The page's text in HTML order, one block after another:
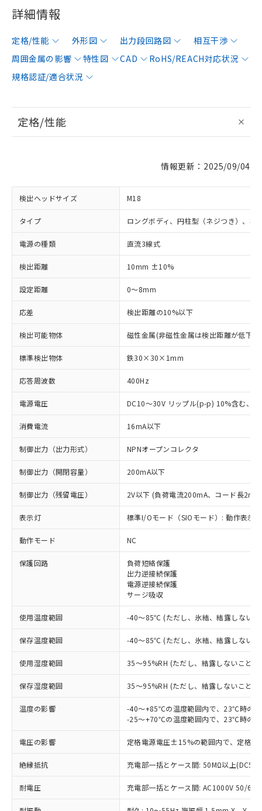
詳細情報
定格/性能 外形図 出力段回路図
相互干渉
周囲金属の影響
特性図 CAD
RoHS/REACH対応状況
規格認証/適合状況
定格/性能
情報更新：2025/09/04
検出ヘッドサイズ M18
タイプ ロングボディ、円柱型（ネジつき）、非
電源の種類 直流3線式
検出距離 10mm ±10%
設定距離 0～8mm
応差 検出距離の10%以下
検出可能物体 磁性金属(非磁性金属は検出距離が低下し
標準検出物体 鉄30×30×1mm
応答周波数 400Hz
電源電圧 DC10～30V リップル(p-p) 10%含む、
消費電流 16mA以下
制御出力（出力形式） NPNオープンコレクタ
制御出力（開閉容量） 200mA以下
制御出力（残留電圧） 2V以下 (負荷電流200mA、コード長2m
表示灯 標準I/Oモード（SIOモード）: 動作表示
動作モード NC
保護回路
負荷短絡保護
出力逆接続保護
電源逆接続保護
サージ吸収
使用温度範囲 -40～85℃ (ただし、氷結、結露しないこ
保存温度範囲 -40～85℃ (ただし、氷結、結露しないこ
使用湿度範囲 35～95%RH (ただし、結露しないこと)
保存湿度範囲 35～95%RH (ただし、結露しないこと)
温度の影響
-40～+85℃の温度範囲内で、23℃時の
-25～+70℃の温度範囲内で、23℃時の
電圧の影響 定格電源電圧±15%の範囲内で、定格
絶縁抵抗 充電部一括とケース間: 50MΩ以上
耐電圧 充電部一括とケース間: AC1000V 50/
ご利用条件
以下の条件をお読みいただき、同意のうえ
ご利用ください。
本サービスは、当社制御機器事業取扱
商品の当社在庫状況および標準価格
(税抜)を提供させていただくもので
当社制御機器事業取扱商品の中には、
本サービスの対象外となる商品もある
ことをご了承ください。
在庫状況および標準価格照会結果は、
記載している更新日時点での社内デー
※1 対応状況
対応済み：EU RoHS指令（10物質）の
非含有に対応した製品が提供可能な商品で
す。
対応予定：EU RoHS指令（10物質）の非含
有に対応した製品に切り替える予定のある
対応予定なし：EU RoHS指令（10物質）の
非含有に非対応の商品で、対応品を出す予
定はありません。
調査・確認中：EU RoHS指令（10物質）の
非含有の対応状況を調査中または確認中の
非該当品：ライセンス料など無形物で、有
仕入先様の事情により、非含有部品として
いたものが、含有品と判明した場合などや
むを得ず変更することがあります。
※1 中国RoHS○×表
「○」：最大均質材料含有率が中国RoHSの
基準値以下であることを示します。
「×」：最大均質材料含有率が中国RoHSの
「－」：未確認です。当社販売部門へお問
い合わせください。
当社は、これら貴社製品のうち、外国
為替および外国貿易法に定める商品
（以下｢規制貨物等」という）を輸出